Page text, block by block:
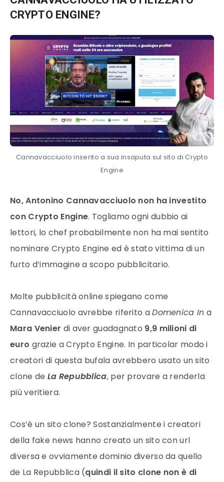
CRYPTO ENGINE?
Cannavacciuolo inserito a sua insaputa sul sito di Crypto
Engine
No, Antonino Cannavacciuolo non ha investito
con Crypto Engine. Togliamo ogni dubbio ai
lettori, lo chef probabilmente non ha mai sentito
nominare Crypto Engine ed è stato vittima di un
furto d’immagine a scopo pubblicitario.
Molte pubblicità online spiegano come
Cannavacciuolo avrebbe riferito aDomenica In a
Mara Venier di aver guadagnato 9,9 milioni di
euro grazie a Crypto Engine. In particolar modo i
creatori di questa bufala avrebbero usato un sito
clone de La Repubblica, per provare a renderla
più veritiera.
Cos’è un sito clone? Sostanzialmente i creatori
della fake news hanno creato un sito con url
diversa e ovviamente dominio diverso da quello
de La Repubblica (quindi il sito clone non è di